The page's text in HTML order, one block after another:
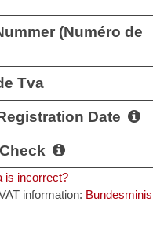
(Numéro de
Tva
Date
is incorrect?
information: